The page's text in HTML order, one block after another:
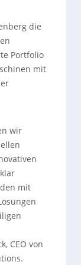
die
Portfolio
mit
wir
mit
CEO von